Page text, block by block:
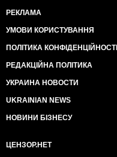
РЕКЛАМА
УМОВИ КОРИСТУВАННЯ
ПОЛІТИКА КОНФІДЕНЦІЙНОСТІ
РЕДАКЦІЙНА ПОЛІТИКА
УКРАИНА НОВОСТИ
UKRAINIAN NEWS
НОВИНИ БІЗНЕСУ
ЦЕНЗОР.НЕТ